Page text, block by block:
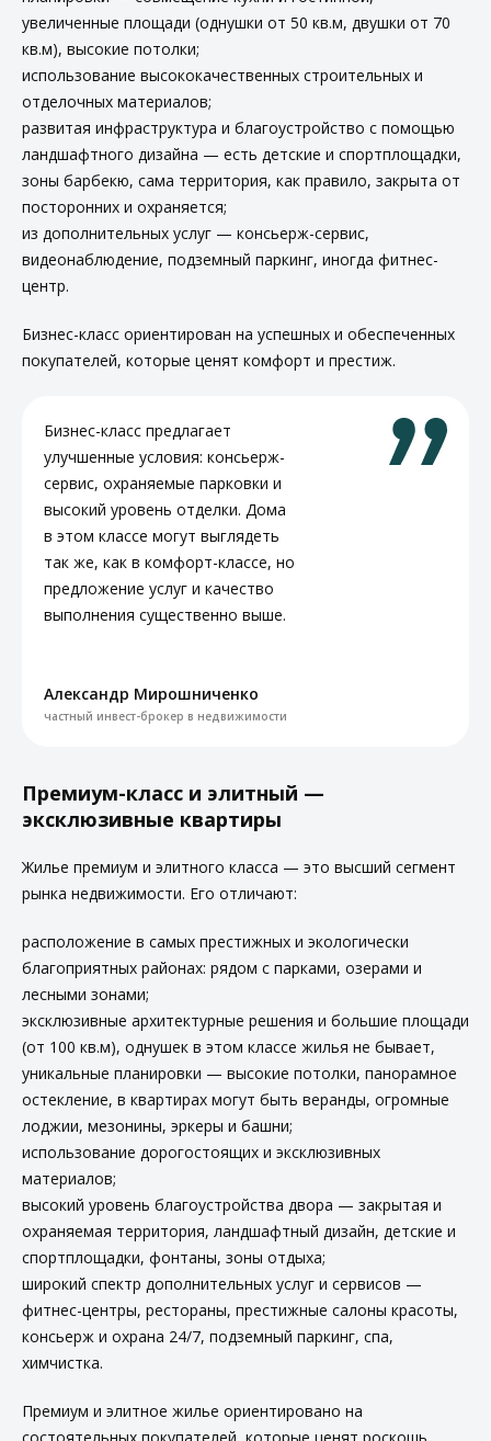
увеличенные площади (однушки от 50 кв.м, двушки от 70
кв.м), высокие потолки;
использование высококачественных строительных и
отделочных материалов;
развитая инфраструктура и благоустройство с помощью
ландшафтного дизайна — есть детские и спортплощадки,
зоны барбекю, сама территория, как правило, закрыта от
посторонних и охраняется;
из дополнительных услуг — консьерж-сервис,
видеонаблюдение, подземный паркинг, иногда фитнес-
центр.
Бизнес-класс ориентирован на успешных и обеспеченных
покупателей, которые ценят комфорт и престиж.
Бизнес-класс предлагает
улучшенные условия: консьерж-
сервис, охраняемые парковки и
высокий уровень отделки. Дома
в этом классе могут выглядеть
так же, как в комфорт-классе, но
предложение услуг и качество
выполнения существенно выше.
Александр Мирошниченко
частный инвест-брокер в недвижимости
Премиум-класс и элитный —
эксклюзивные квартиры
Жилье премиум и элитного класса — это высший сегмент
рынка недвижимости. Его отличают:
расположение в самых престижных и экологически
благоприятных районах: рядом с парками, озерами и
лесными зонами;
эксклюзивные архитектурные решения и большие площади
(от 100 кв.м), однушек в этом классе жилья не бывает,
уникальные планировки — высокие потолки, панорамное
остекление, в квартирах могут быть веранды, огромные
лоджии, мезонины, эркеры и башни;
использование дорогостоящих и эксклюзивных
материалов;
высокий уровень благоустройства двора — закрытая и
охраняемая территория, ландшафтный дизайн, детские и
спортплощадки, фонтаны, зоны отдыха;
широкий спектр дополнительных услуг и сервисов —
фитнес-центры, рестораны, престижные салоны красоты,
консьерж и охрана 24/7, подземный паркинг, спа,
химчистка.
Премиум и элитное жилье ориентировано на